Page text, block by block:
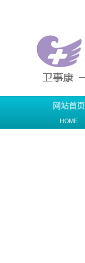
网站首页
HOME